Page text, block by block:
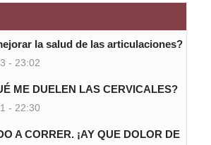
la salud de las articulaciones?
- 23:02
ME DUELEN LAS CERVICALES?
- 22:30
A CORRER. ¡AY QUE DOLOR DE